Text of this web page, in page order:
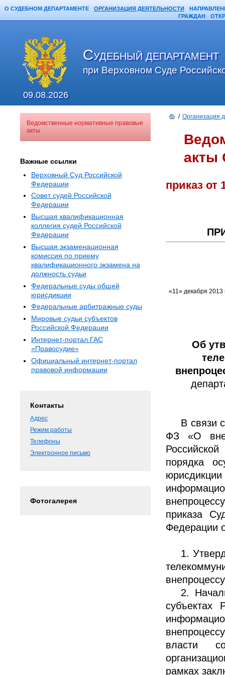
О СУДЕБНОМ ДЕПАРТАМЕНТЕ ОРГАНИЗАЦИЯ ДЕЯТЕЛЬНОСТИ
ГРАЖДАН
/ Организация
акты
приказ от
«11» декабря 2013
Об
В связи
ФЗ «О
порядка
приказа
Федерации
1.
2.
субъектах
власти
рамках
Ведомственные нормативные правовые
акты
Важные ссылки
Верховный Суд Российской
Федерации
Совет судей Российской
Федерации
Высшая квалификационная
коллегия судей Российской
Федерации
Высшая экзаменационная
комиссия по приему
квалификационного экзамена на
должность судьи
Федеральные суды общей
юрисдикции
Федеральные арбитражные суды
Мировые судьи субъектов
Российской Федерации
Интернет-портал ГАС
«Правосудие»
Официальный интернет-портал
правовой информации
Контакты
Адрес
Режим работы
Телефоны
Электронное письмо
Фотогалерея
СУДЕБНЫЙ ДЕПАРТАМЕНТ
при Верховном Суде
09.08.2026